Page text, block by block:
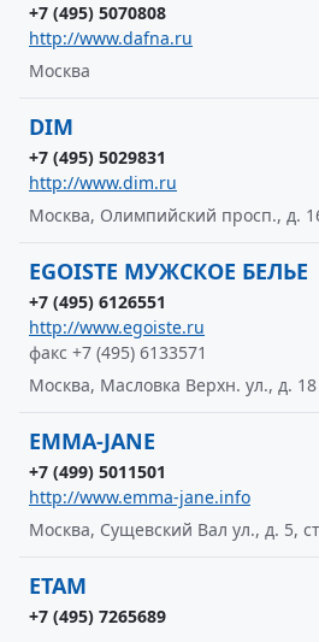
+7 (495) 5070808
http://www.dafna.ru
Москва
DIM
+7 (495) 5029831
http://www.dim.ru
Москва, Олимпийский просп., д.
EGOISTE МУЖСКОЕ БЕЛЬЕ
+7 (495) 6126551
http://www.egoiste.ru
факс +7 (495) 6133571
Москва, Масловка Верхн. ул., д. 18
EMMA-JANE
+7 (499) 5011501
http://www.emma-jane.info
Москва, Сущевский Вал ул., д. 5,
ETAM
+7 (495) 7265689